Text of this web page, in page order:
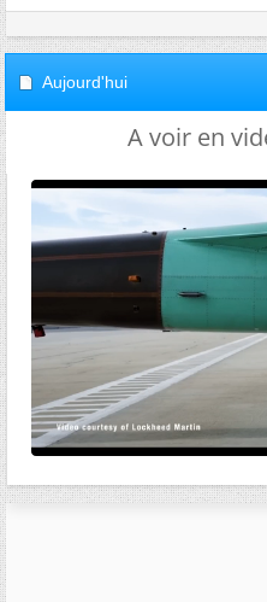
Aujourd'hui
A voir en